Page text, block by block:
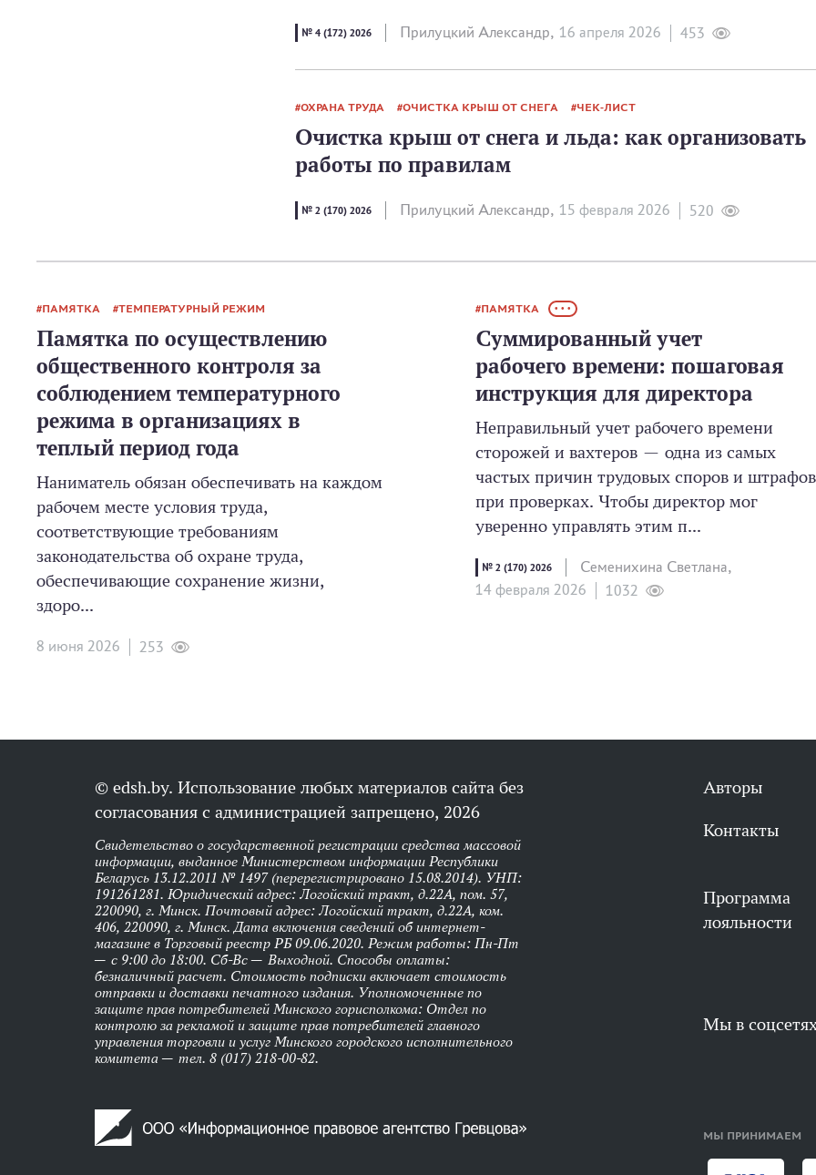
№ 4 (172) 2026 Прилуцкий Александр, 16 апреля 2026 453
ОХРАНА ТРУДА ОЧИСТКА КРЫШ ОТ СНЕГА ЧЕК-ЛИСТ
Очистка крыш от снега и льда: как организовать
работы по правилам
№ 2 (170) 2026 Прилуцкий Александр, 15 февраля 2026 520
ПАМЯТКА ТЕМПЕРАТУРНЫЙ РЕЖИМ
Памятка по осуществлению
общественного контроля за
соблюдением температурного
режима в организациях в
теплый период года
Наниматель обязан обеспечивать на каждом
рабочем месте условия труда,
соответствующие требованиям
законодательства об охране труда,
обеспечивающие сохранение жизни,
здоро...
8 июня 2026 253
ПАМЯТКА • • •
Суммированный учет
рабочего времени: пошаговая
инструкция для директора
Неправильный учет рабочего времени
сторожей и вахтеров — одна из самых
частых причин трудовых споров и штрафов
при проверках. Чтобы директор мог
уверенно управлять этим п...
№ 2 (170) 2026
Семенихина Светлана,
14 февраля 2026
1032
© edsh.by. Использование любых материалов сайта без
согласования с администрацией запрещено, 2026
Свидетельство о государственной регистрации средства массовой
информации, выданное Министерством информации Республики
Беларусь 13.12.2011 № 1497 (перерегистрировано 15.08.2014). УНП:
191261281. Юридический адрес: Логойский тракт, д.22А, пом. 57,
220090, г. Минск. Почтовый адрес: Логойский тракт, д.22А, ком.
406, 220090, г. Минск. Дата включения сведений об интернет-
магазине в Торговый реестр РБ 09.06.2020. Режим работы: Пн-Пт
— с 9:00 до 18:00. Сб-Вс — Выходной. Способы оплаты:
безналичный расчет. Стоимость подписки включает стоимость
отправки и доставки печатного издания. Уполномоченные по
защите прав потребителей Минского горисполкома: Отдел по
контролю за рекламой и защите прав потребителей главного
управления торговли и услуг Минского городского исполнительного
комитета — тел. 8 (017) 218-00-82.
Авторы
Контакты
Программа
лояльности
Мы в
МЫ ПРИНИМАЕМ